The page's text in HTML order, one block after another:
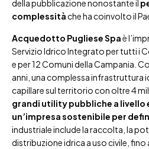
della pubblicazione nonostante il
complessitàche ha coinvolto il
Acquedotto Pugliese Spaè
Servizio Idrico Integrato per tutti i
e per 12 Comuni della Campania.
anni, una complessa infrastruttura
capillare sul territorio con oltre 4
grandi utility pubbliche a livello
un’impresa sostenibile per
industriale include la raccolta, la
distribuzione idrica a uso civile,